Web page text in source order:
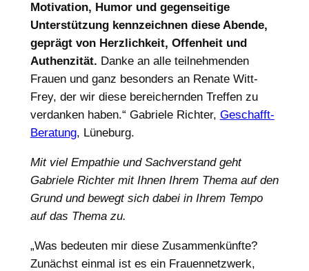
Motivation, Humor und gegenseitige
Unterstützung kennzeichnen diese Abende,
geprägt von Herzlichkeit, Offenheit und
Authenzität. Danke an alle teilnehmenden
Frauen und ganz besonders an Renate Witt-
Frey, der wir diese bereichernden Treffen zu
verdanken haben.“ Gabriele Richter, Geschafft-
Beratung, Lüneburg.
Mit viel Empathie und Sachverstand geht
Gabriele Richter mit Ihnen Ihrem Thema auf den
Grund und bewegt sich dabei in Ihrem Tempo
auf das Thema zu.
„Was bedeuten mir diese Zusammenkünfte?
Zunächst einmal ist es ein Frauennetzwerk,